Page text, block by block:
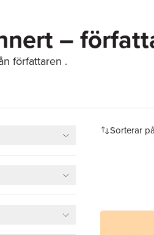
–
författaren .
Sorterar